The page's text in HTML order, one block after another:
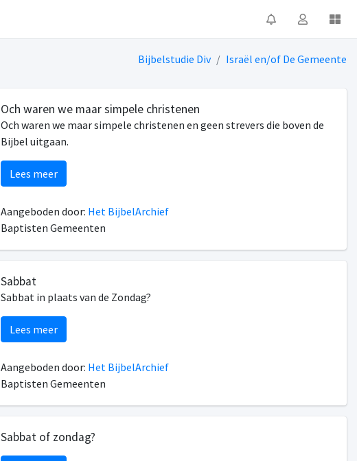
Bijbelstudie Div Israël en/of De Gemeente
Och waren we maar simpele christenen
Och waren we maar simpele christenen en geen strevers die boven de
Bijbel uitgaan.
Lees meer
Aangeboden door: Het BijbelArchief
Baptisten Gemeenten
Sabbat
Sabbat in plaats van de Zondag?
Lees meer
Aangeboden door: Het BijbelArchief
Baptisten Gemeenten
Sabbat of zondag?